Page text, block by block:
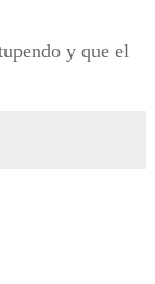
y que el